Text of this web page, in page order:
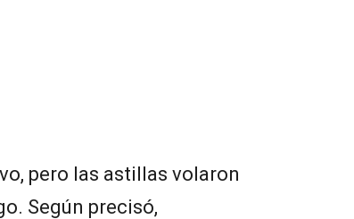
pero las astillas volaron
Según precisó,